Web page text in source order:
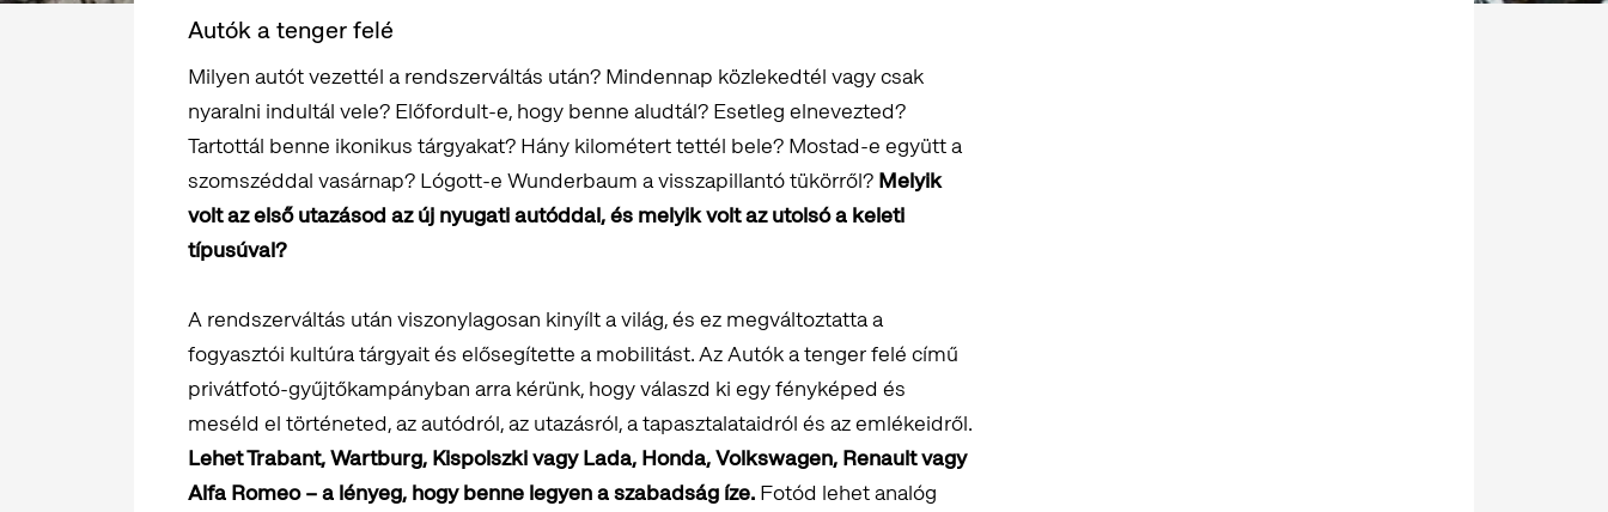
Autók a tenger felé
Milyen autót vezettél a rendszerváltás után? Mindennap közlekedtél vagy csak
nyaralni indultál vele? Előfordult-e, hogy benne aludtál? Esetleg elnevezted?
Tartottál benne ikonikus tárgyakat? Hány kilométert tettél bele? Mostad-e együtt a
szomszéddal vasárnap? Lógott-e Wunderbaum a visszapillantó tükörről? Melyik
volt az első utazásod az új nyugati autóddal, és melyik volt az utolsó a keleti
típusúval?
A rendszerváltás után viszonylagosan kinyílt a világ, és ez megváltoztatta a
fogyasztói kultúra tárgyait és elősegítette a mobilitást. Az Autók a tenger felé című
privátfotó-gyűjtőkampányban arra kérünk, hogy válaszd ki egy fényképed és
meséld el történeted, az autódról, az utazásról, a tapasztalataidról és az emlékeidről.
Lehet Trabant, Wartburg, Kispolszki vagy Lada, Honda, Volkswagen, Renault vagy
Alfa Romeo – a lényeg, hogy benne legyen a szabadság íze. Fotód lehet analóg